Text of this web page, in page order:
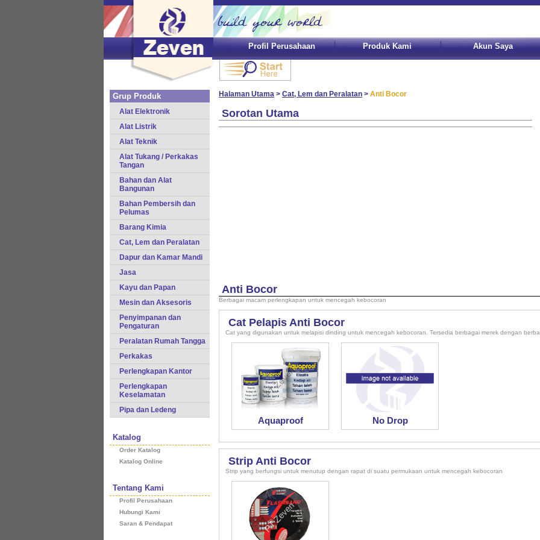
Profil Perusahaan Produk Kami Akun Saya
Grup Produk
Alat Elektronik
Alat Listrik
Alat Teknik
Alat Tukang / Perkakas
Tangan
Bahan dan Alat
Bangunan
Bahan Pembersih dan
Pelumas
Barang Kimia
Cat, Lem dan Peralatan
Dapur dan Kamar Mandi
Jasa
Kayu dan Papan
Mesin dan Aksesoris
Penyimpanan dan
Pengaturan
Peralatan Rumah Tangga
Perkakas
Perlengkapan Kantor
Perlengkapan
Keselamatan
Pipa dan Ledeng
Katalog
Order Katalog
Katalog Online
Tentang Kami
Profil Perusahaan
Hubungi Kami
Saran & Pendapat
Halaman Utama > Cat, Lem dan Peralatan > Anti Bocor
Sorotan Utama
Anti Bocor
Berbagai macam perlengkapan untuk mencegah kebocoran
Cat Pelapis Anti Bocor
Cat yang digunakan untuk melapisi dinding untuk mencegah kebocoran. Tersedia berbagai merek dengan
Aquaproof No Drop
Strip Anti Bocor
Strip yang berfungsi untuk menutup dengan rapat di suatu permukaan untuk mencegah kebocoran